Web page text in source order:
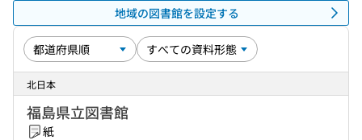
地域の図書館を設定する
北日本
福島県立図書館
紙